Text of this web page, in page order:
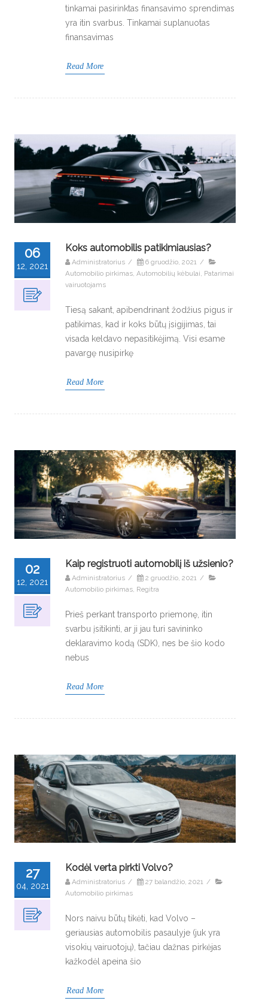
tinkamai pasirinktas finansavimo sprendimas
yra itin svarbus. Tinkamai suplanuotas
finansavimas
Read More
06
12, 2021
Koks automobilis patikimiausias?
Administratorius / 6 gruodžio, 2021 /
Automobilio pirkimas, Automobilių kėbulai, Patarimai
vairuotojams
Tiesą sakant, apibendrinant žodžius pigus ir
patikimas, kad ir koks būtų įsigijimas, tai
visada keldavo nepasitikėjimą. Visi esame
pavargę nusipirkę
Read More
02
12, 2021
Kaip registruoti automobilį iš užsienio?
Administratorius / 2 gruodžio, 2021 /
Automobilio pirkimas Regitra
Prieš perkant transporto priemonę, itin
svarbu įsitikinti, ar ji jau turi savininko
deklaravimo kodą (SDK), nes be šio kodo
nebus
Read More
27
04, 2021
Kodėl verta pirkti Volvo?
Administratorius / 27 balandžio, 2021 /
Automobilio pirkimas
Nors naivu būtų tikėti, kad Volvo –
geriausias automobilis pasaulyje (juk yra
visokių vairuotojų), tačiau dažnas pirkėjas
kažkodėl apeina šio
Read More